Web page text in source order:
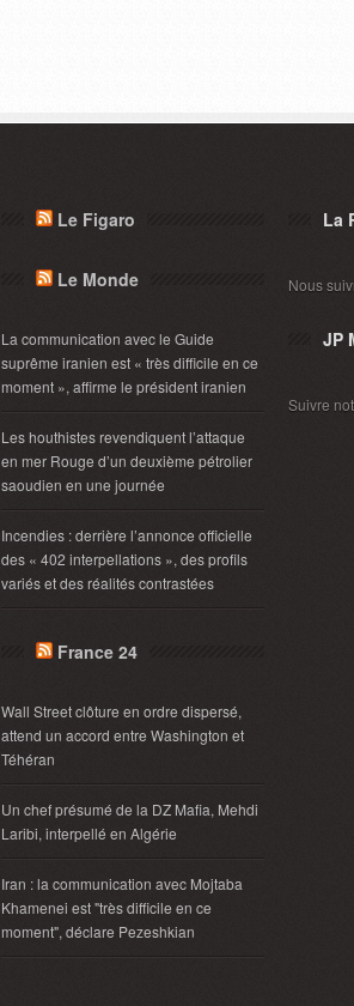
Le Figaro
Le Monde
La communication avec le Guide
suprême iranien est « très difficile en ce
moment », affirme le président iranien
Les houthistes revendiquent l’attaque
en mer Rouge d’un deuxième pétrolier
saoudien en une journée
Incendies : derrière l’annonce officielle
des « 402 interpellations », des profils
variés et des réalités contrastées
France 24
Wall Street clôture en ordre dispersé,
attend un accord entre Washington et
Téhéran
Un chef présumé de la DZ Mafia, Mehdi
Laribi, interpellé en Algérie
Iran : la communication avec Mojtaba
Khamenei est "très difficile en ce
moment", déclare Pezeshkian
La
Nous
JP
Suivre